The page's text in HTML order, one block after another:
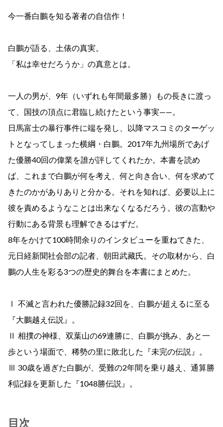
今一番白鵬を知る著者の自信作！
白鵬が語る、土俵の真実。
「私は幸せだろうか」の真意とは。
一人の男が、9年（いずれも年間最多勝）もの長きに渡っ
て、国技の頂点に君臨し続けたという事実――。
日馬富士の暴行事件に端を発し、以降マスコミのターゲッ
トとなってしまった横綱・白鵬。2017年九州場所であげ
た優勝40回の偉業を誰が評してくれたか。本書を読め
ば、これまで白鵬が何を考え、何と向き合い、何を求めて
きたのかがありありと分かる。それを知れば、必要以上に
彼を責めるようなことは出来なくなるだろう。彼の言動や
行動にある背景も理解できるはずだ。
8年をかけて100時間余りのインタビューを重ねてきた、
元日経新聞社会部の記者、朝田武藏氏。その取材から、白
鵬の人生を彩る3つの歴史的舞台を本書にまとめた。
Ⅰ 不滅と言われた優勝記録32回を、白鵬が超えるに至る
『大鵬越え伝説』。
Ⅱ 相撲の神様、双葉山の69連勝に、白鵬が挑み、あと一
歩という場面で、稀勢の里に敗北した『未完の伝説』。
Ⅲ 30歳を過ぎた白鵬が、受難の2年間を乗り越え、通算勝
利記録を更新した『1048勝伝説』。
目次